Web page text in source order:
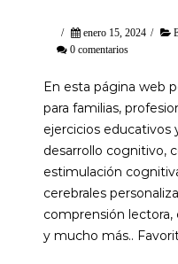
/ enero 15, 2024 /
0 comentarios
En esta página web
para familias,
ejercicios educativos
desarrollo cognitivo,
estimulación
cerebrales
comprensión
y mucho más..